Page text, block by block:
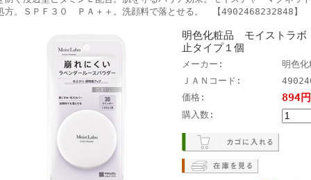
方。ＳＰＦ３０ ＰＡ＋＋。洗顔料で落とせる。 【4902468232848】
明色化粧品 モイストラ
止タイプ１個
メーカー:
明色化
ＪＡＮコード:
価格:
894
購入数: